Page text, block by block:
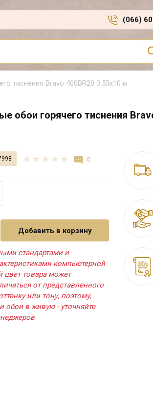
(066)
тиснения Bravo 400BR20 0.53х10 м
обои горячего тиснения
0
Добавить в корзину
стандартами и
компьютерной
цвет товара может
от представленного
или тону, поэтому,
обои в живую - уточняйте